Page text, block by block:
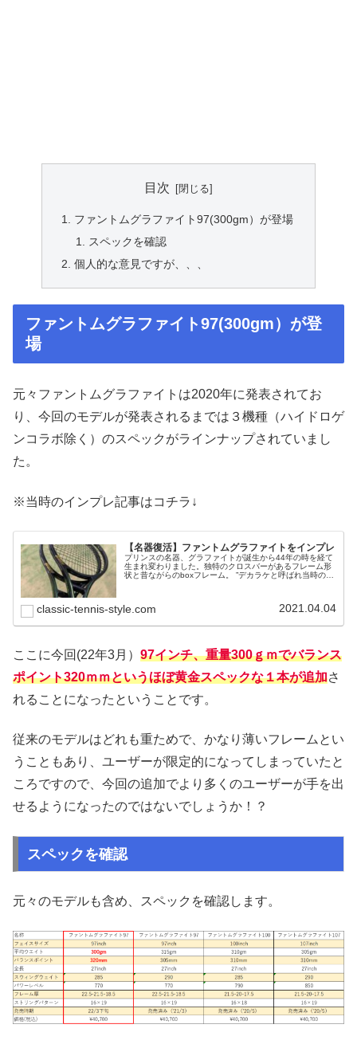
目次
ファントムグラファイト97(300gm）が登場
スペックを確認
個人的な意見ですが、、、
ファントムグラファイト97(300gm）が登
場
元々ファントムグラファイトは2020年に発表されてお
り、今回のモデルが発表されるまでは３機種（ハイドロゲ
ンコラボ除く）のスペックがラインナップされていまし
た。
※当時のインプレ記事はコチラ↓
【名器復活】ファントムグラファイトをインプレ
プリンスの名器、グラファイトが誕生から44年の時を経て
生まれ変わりました。独特のクロスバーがあるフレーム形
状と昔ながらのboxフレーム。 ”デカラケと呼ばれ当時のテ
classic-tennis-style.com 2021.04.04
ここに今回(22年3月） 97インチ、重量300ｇｍでバランス
ポイント320ｍｍというほぼ黄金スペックな１本が追加さ
れることになったということです。
従来のモデルはどれも重ためで、かなり薄いフレームとい
うこともあり、ユーザーが限定的になってしまっていたと
ころですので、今回の追加でより多くのユーザーが手を出
せるようになったのではないでしょうか！？
スペックを確認
元々のモデルも含め、スペックを確認します。